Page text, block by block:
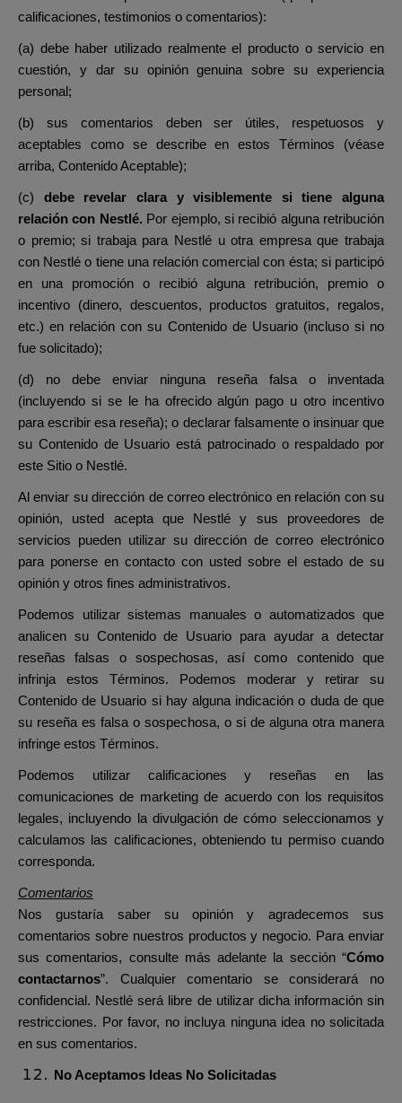
calificaciones, testimonios o comentarios):
(a) debe haber utilizado realmente el producto o servicio en
cuestión, y dar su opinión genuina sobre su experiencia
personal;
(b) sus comentarios deben ser útiles, respetuosos y
aceptables como se describe en estos Términos (véase
arriba, Contenido Aceptable);
(c) debe revelar clara y visiblemente si tiene alguna
relación con Nestlé. Por ejemplo, si recibió alguna retribución
o premio; si trabaja para Nestlé u otra empresa que trabaja
con Nestlé o tiene una relación comercial con ésta; si participó
en una promoción o recibió alguna retribución, premio o
incentivo (dinero, descuentos, productos gratuitos, regalos,
etc.) en relación con su Contenido de Usuario (incluso si no
fue solicitado);
(d) no debe enviar ninguna reseña falsa o inventada
(incluyendo si se le ha ofrecido algún pago u otro incentivo
para escribir esa reseña); o declarar falsamente o insinuar que
su Contenido de Usuario está patrocinado o respaldado por
este Sitio o Nestlé.
Al enviar su dirección de correo electrónico en relación con su
opinión, usted acepta que Nestlé y sus proveedores de
servicios pueden utilizar su dirección de correo electrónico
para ponerse en contacto con usted sobre el estado de su
opinión y otros fines administrativos.
Podemos utilizar sistemas manuales o automatizados que
analicen su Contenido de Usuario para ayudar a detectar
reseñas falsas o sospechosas, así como contenido que
infrinja estos Términos. Podemos moderar y retirar su
Contenido de Usuario si hay alguna indicación o duda de que
su reseña es falsa o sospechosa, o si de alguna otra manera
infringe estos Términos.
Podemos utilizar calificaciones y reseñas en las
comunicaciones de marketing de acuerdo con los requisitos
legales, incluyendo la divulgación de cómo seleccionamos y
calculamos las calificaciones, obteniendo tu permiso cuando
corresponda.
Comentarios
Nos gustaría saber su opinión y agradecemos sus
comentarios sobre nuestros productos y negocio. Para enviar
sus comentarios, consulte más adelante la sección “Cómo
contactarnos”. Cualquier comentario se considerará no
confidencial. Nestlé será libre de utilizar dicha información sin
restricciones. Por favor, no incluya ninguna idea no solicitada
en sus comentarios.
No Aceptamos Ideas No Solicitadas